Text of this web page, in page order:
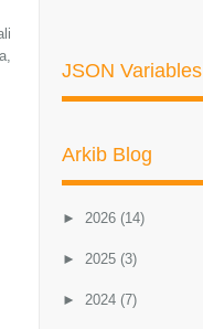
JSON Variables
Arkib Blog
► 2026 (14)
► 2025 (3)
► 2024 (7)